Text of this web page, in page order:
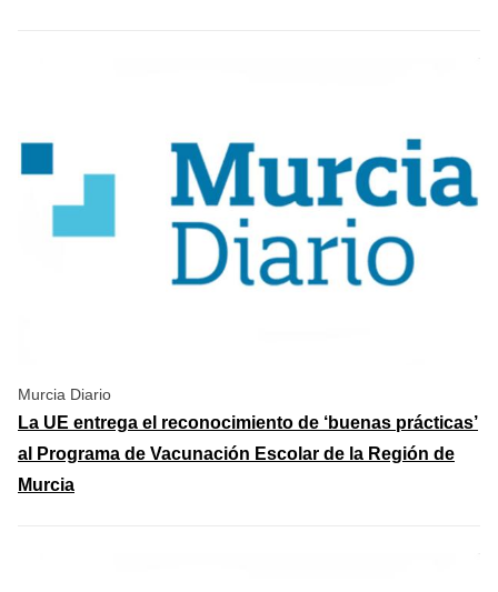
Murcia Diario
La UE entrega el reconocimiento de ‘buenas prácticas’
al Programa de Vacunación Escolar de la Región de
Murcia